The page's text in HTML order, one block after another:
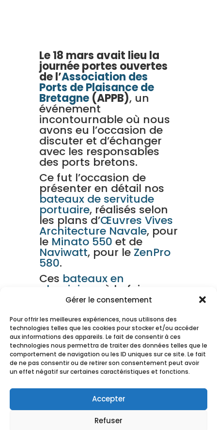
Gérer le consentement
Pour offrir les meilleures expériences, nous utilisons des
technologies telles que les cookies pour stocker et/ou accéder
aux informations des appareils. Le fait de consentir à ces
technologies nous permettra de traiter des données telles que le
comportement de navigation ou les ID uniques sur ce site. Le fait
de ne pas consentir ou de retirer son consentement peut avoir
un effet négatif sur certaines caractéristiques et fonctions.
Accepter
Refuser
Le 18 mars avait lieu la
journée portes ouvertes
de l’Association des
Ports de Plaisance de
Bretagne(APPB), un
événement
incontournable où nous
avons eu l’occasion de
discuter et d’échanger
avec les responsables
des ports bretons.
Ce fut l’occasion de
présenter en détail nos
bateaux de servitude
portuaire, réalisés selon
les plans d’Œuvres Vives
Architecture Navale, pour
le Minato 550 et de
Naviwatt, pour le ZenPro
580.
Ces bateaux en
aluminium , à la fois
écologiques et
customisables, ont été
conçus pour s’adapter
aux besoins spécifiques
des professionnels du
secteur.
Leur faible tirant d’eau,
leur taille optimisée et
leur excellente
manœuvrabilité en font
des solutions idéales